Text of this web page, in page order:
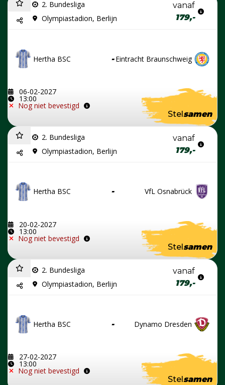
2. Bundesliga
Olympiastadion, Berlijn
vanaf
179,-
Hertha BSC - Eintracht Braunschweig
06-02-2027
13:00
Nog niet bevestigd
Stelsamen
2. Bundesliga
Olympiastadion, Berlijn
vanaf
179,-
Hertha BSC - VfL Osnabrück
20-02-2027
13:00
Nog niet bevestigd
Stelsamen
2. Bundesliga
Olympiastadion, Berlijn
vanaf
179,-
Hertha BSC - Dynamo Dresden
27-02-2027
13:00
Nog niet bevestigd
Stel samen